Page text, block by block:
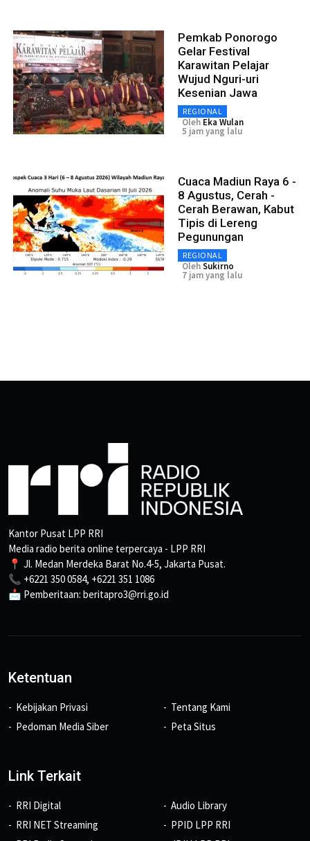
Pemkab Ponorogo
Gelar Festival
Karawitan Pelajar
Wujud Nguri-uri
Kesenian Jawa
REGIONAL
Oleh Eka Wulan
5 jam yang lalu
Cuaca Madiun Raya 6 -
8 Agustus, Cerah -
Cerah Berawan, Kabut
Tipis di Lereng
Pegunungan
REGIONAL
OlehSukirno
7 jam yang lalu
Kantor Pusat LPP RRI
Media radio berita online terpercaya - LPP RRI
📍 Jl. Medan Merdeka Barat No.4-5, Jakarta Pusat.
📞 +6221 350 0584, +6221 351 1086
📩 Pemberitaan: beritapro3@rri.go.id
Ketentuan
Kebijakan Privasi
Pedoman Media Siber
Tentang Kami
Peta Situs
Link Terkait
RRI Digital
RRI NET Streaming
Audio Library
PPID LPP RRI